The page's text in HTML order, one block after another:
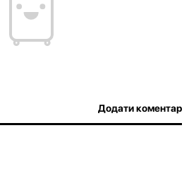
Додати коментар